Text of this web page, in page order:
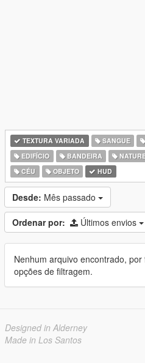
TEXTURA VARIADA SANGUE
EDIFÍCIO
BANDEIRA
CÉU
OBJETO HUD
Desde: Mês passado
Ordenar por: Últimos envios
Nenhum arquivo encontrado,
opções de filtragem.
Designed in Alderney
Made in Los Santos